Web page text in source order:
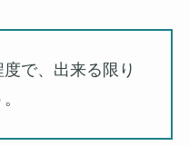
で、出来る限り